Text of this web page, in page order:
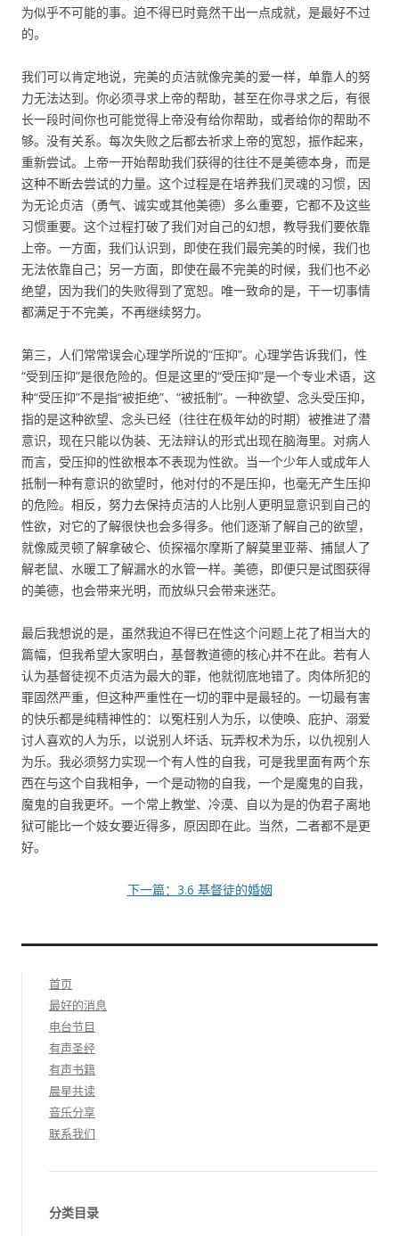
为似乎不可能的事。迫不得已时竟然干出一点成就，是最好不过
的。
我们可以肯定地说，完美的贞洁就像完美的爱一样，单靠人的努
力无法达到。你必须寻求上帝的帮助，甚至在你寻求之后，有很
长一段时间你也可能觉得上帝没有给你帮助，或者给你的帮助不
够。没有关系。每次失败之后都去祈求上帝的宽恕，振作起来，
重新尝试。上帝一开始帮助我们获得的往往不是美德本身，而是
这种不断去尝试的力量。这个过程是在培养我们灵魂的习惯，因
为无论贞洁（勇气、诚实或其他美德）多么重要，它都不及这些
习惯重要。这个过程打破了我们对自己的幻想，教导我们要依靠
上帝。一方面，我们认识到，即使在我们最完美的时候，我们也
无法依靠自己；另一方面，即使在最不完美的时候，我们也不必
绝望，因为我们的失败得到了宽恕。唯一致命的是，干一切事情
都满足于不完美，不再继续努力。
第三，人们常常误会心理学所说的“压抑”。心理学告诉我们，性
“受到压抑”是很危险的。但是这里的“受压抑”是一个专业术语，这
种“受压抑”不是指“被拒绝”、“被抵制”。一种欲望、念头受压抑，
指的是这种欲望、念头已经（往往在极年幼的时期）被推进了潜
意识，现在只能以伪装、无法辩认的形式出现在脑海里。对病人
而言，受压抑的性欲根本不表现为性欲。当一个少年人或成年人
抵制一种有意识的欲望时，他对付的不是压抑，也毫无产生压抑
的危险。相反，努力去保持贞洁的人比别人更明显意识到自己的
性欲，对它的了解很快也会多得多。他们逐渐了解自己的欲望，
就像威灵顿了解拿破仑、侦探福尔摩斯了解莫里亚蒂、捕鼠人了
解老鼠、水暖工了解漏水的水管一样。美德，即便只是试图获得
的美德，也会带来光明，而放纵只会带来迷茫。
最后我想说的是，虽然我迫不得已在性这个问题上花了相当大的
篇幅，但我希望大家明白，基督教道德的核心并不在此。若有人
认为基督徒视不贞洁为最大的罪，他就彻底地错了。肉体所犯的
罪固然严重，但这种严重性在一切的罪中是最轻的。一切最有害
的快乐都是纯精神性的：以冤枉别人为乐，以使唤、庇护、溺爱
讨人喜欢的人为乐，以说别人坏话、玩弄权术为乐，以仇视别人
为乐。我必须努力实现一个有人性的自我，可是我里面有两个东
西在与这个自我相争，一个是动物的自我，一个是魔鬼的自我，
魔鬼的自我更坏。一个常上教堂、冷漠、自以为是的伪君子离地
狱可能比一个妓女要近得多，原因即在此。当然，二者都不是更
好。
下一篇：3.6 基督徒的婚姻
首页
最好的消息
电台节目
有声圣经
有声书籍
晨星共读
音乐分享
联系我们
分类目录